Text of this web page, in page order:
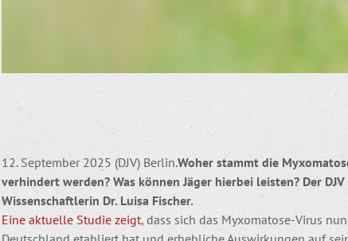
12. September 2025 (DJV) Berlin.Woher stammt die
verhindert werden? Was können Jäger hierbei leisten? Der
Wissenschaftlerin Dr. Luisa Fischer.
Eine aktuelle Studie zeigt, dass sich das Myxomatose-Virus